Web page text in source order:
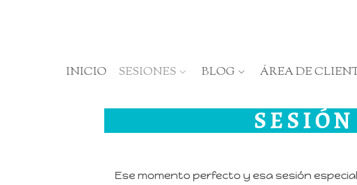
INICIO SESIONES BLOG ÁREA DE
Ese momento perfecto y esa sesión